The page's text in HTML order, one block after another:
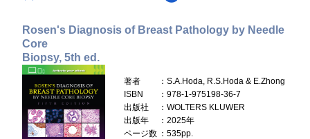
Rosen's Diagnosis of Breast Pathology by Needle
Core
Biopsy, 5th ed.
著者
：S.A.Hoda, R.S.Hoda & E.Zhong
ISBN
：978-1-975198-36-7
出版社
：WOLTERS KLUWER
出版年
：2025年
ページ数 ：535pp.